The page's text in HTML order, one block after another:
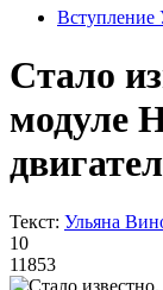
Стало
модуле
Текст: Ульяна
10
11853